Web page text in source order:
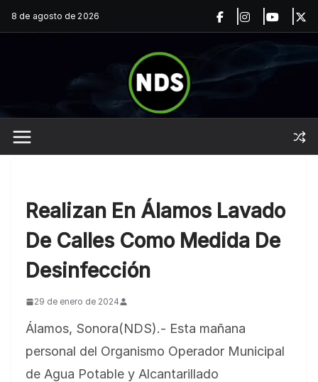
Saltar
al
8 de agosto de 2026
Realizan En Álamos Lavado
De Calles Como Medida De
Desinfección
29 de enero de 2024
Álamos, Sonora(NDS).- Esta mañana
personal del Organismo Operador Municipal
de Agua Potable y Alcantarillado